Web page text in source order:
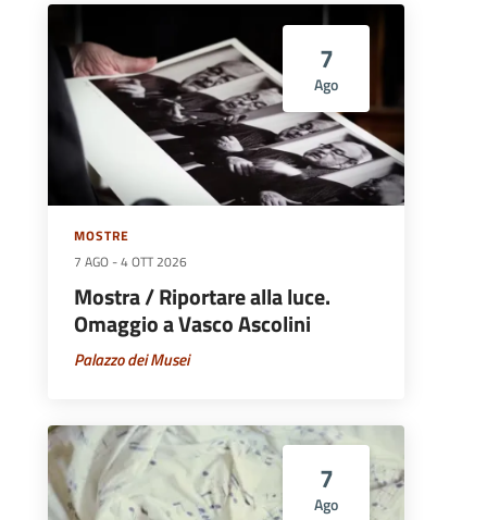
7
Ago
MOSTRE
7 AGO -4 OTT 2026
Mostra / Riportare alla luce.
Omaggio a Vasco Ascolini
Palazzo dei Musei
7
Ago